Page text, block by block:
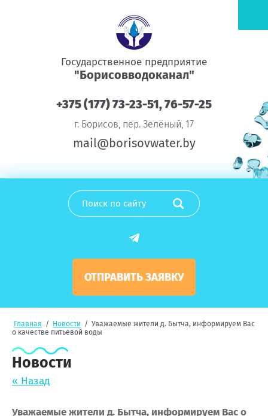
Государственное предприятие
"Борисовводоканал"
+375 (177) 73-23-51, 76-57-25
г. Борисов, пер. Зелёный, 17
mail@borisovwater.by
ОТПРАВИТЬ ЗАЯВКУ
Главная / Новости / Уважаемые жители д. Бытча, информируем Вас
о качестве питьевой воды
Новости
« Назад
Уважаемые жители д. Бытча, информируем Вас о